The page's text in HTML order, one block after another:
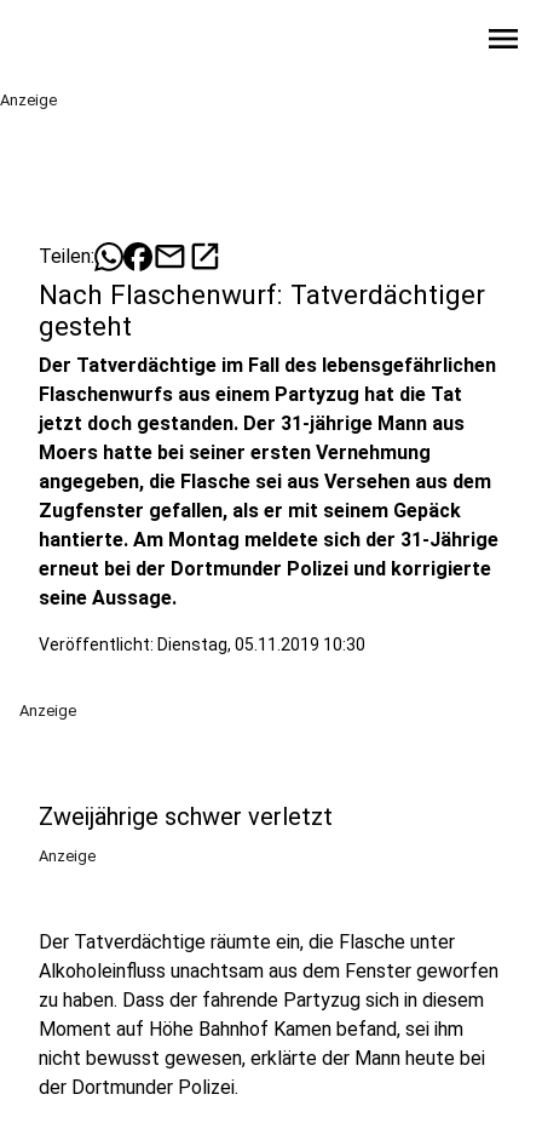
menu
Anzeige
Teilen: mailopen_in_new
Nach Flaschenwurf: Tatverdächtiger
gesteht
Der Tatverdächtige im Fall des lebensgefährlichen
Flaschenwurfs aus einem Partyzug hat die Tat
jetzt doch gestanden. Der 31-jährige Mann aus
Moers hatte bei seiner ersten Vernehmung
angegeben, die Flasche sei aus Versehen aus dem
Zugfenster gefallen, als er mit seinem Gepäck
hantierte. Am Montag meldete sich der 31-Jährige
erneut bei der Dortmunder Polizei und korrigierte
seine Aussage.
Veröffentlicht: Dienstag, 05.11.2019 10:30
Anzeige
Zweijährige schwer verletzt
Anzeige
Der Tatverdächtige räumte ein, die Flasche unter
Alkoholeinfluss unachtsam aus dem Fenster geworfen
zu haben. Dass der fahrende Partyzug sich in diesem
Moment auf Höhe Bahnhof Kamen befand, sei ihm
nicht bewusst gewesen, erklärte der Mann heute bei
der Dortmunder Polizei.